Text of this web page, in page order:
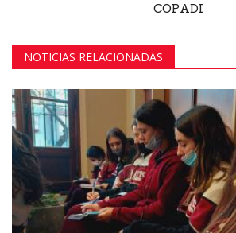
COPADI
NOTICIAS RELACIONADAS